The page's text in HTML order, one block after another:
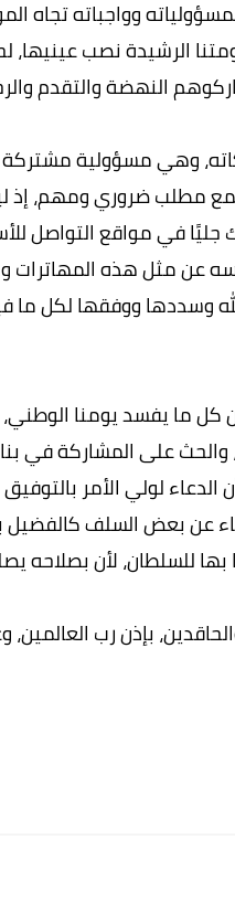
وواجباته تجاه
2030 التي وضعتها حكومتنا الرشيدة
النهضة والتقدم
وهي مسؤولية مشتركة
مطلب ضروري ومهم،
جليًا في مواقع التواصل
عن مثل هذه المهاترات
وسددها ووفقها لكل ما
كل ما يفسد يومنا
والحث على المشاركة
لولي الأمر
عن بعض السلف كالفضيل
للسلطان، لأن بصلاحه
بإذن رب